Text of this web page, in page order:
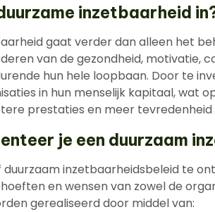
inzetbaarheid
gaat verder dan alleen het
van de gezondheid, motivatie,
hun hele loopbaan. Door te
in hun menselijk kapitaal, wat
prestaties en meer
je een duurzaam
inzetbaarheidsbeleid te
en wensen van zowel de
gerealiseerd door middel van: